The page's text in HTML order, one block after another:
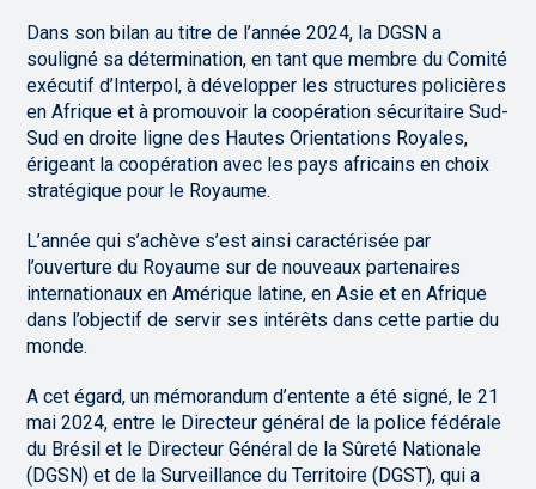
Dans son bilan au titre de l’année 2024, la DGSN a
souligné sa détermination, en tant que membre du Comité
exécutif d’Interpol, à développer les structures policières
en Afrique et à promouvoir la coopération sécuritaire Sud-
Sud en droite ligne des Hautes Orientations Royales,
érigeant la coopération avec les pays africains en choix
stratégique pour le Royaume.
L’année qui s’achève s’est ainsi caractérisée par
l’ouverture du Royaume sur de nouveaux partenaires
internationaux en Amérique latine, en Asie et en Afrique
dans l’objectif de servir ses intérêts dans cette partie du
monde.
A cet égard, un mémorandum d’entente a été signé, le 21
mai 2024, entre le Directeur général de la police fédérale
du Brésil et le Directeur Général de la Sûreté Nationale
(DGSN) et de la Surveillance du Territoire (DGST), qui a